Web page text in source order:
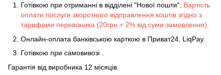
Готівкою при отриманні в відділені "Нової пошти". Вартість
оплати послуги зворотного відправлення коштів згідно з
тарифами перевізника (20грн + 2% від суми замовлення).
Онлайн-оплата банківською карткою в Приват24, LiqPay.
Готівкою при самовивозі
Гарантія від виробника 12 місяців.